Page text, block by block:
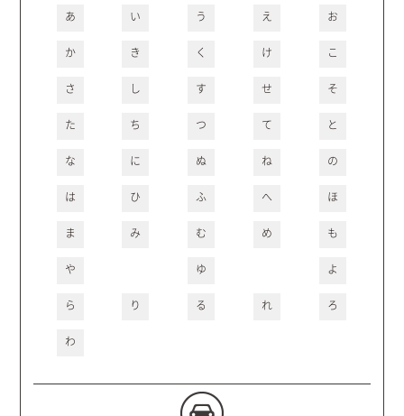
あ い う え お
か き く け こ
さ し す せ そ
た ち つ て と
な に ぬ ね の
は ひ ふ へ ほ
ま み む め も
や ゆ よ
ら り る れ ろ
わ